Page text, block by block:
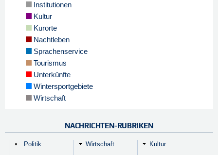
Institutionen
Kultur
Kurorte
Nachtleben
Sprachenservice
Tourismus
Unterkünfte
Wintersportgebiete
Wirtschaft
NACHRICHTEN-RUBRIKEN
Politik Wirtschaft Kultur